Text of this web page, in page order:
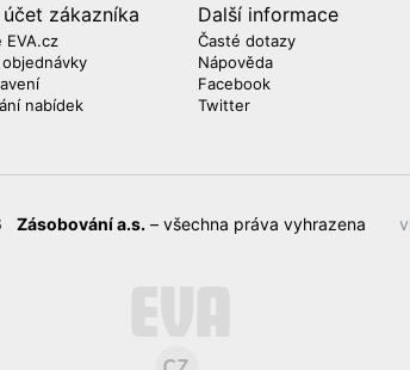
zákazníka
EVA.cz
nabídek
Další informace
Časté dotazy
Nápověda
Facebook
Twitter
Zásobování a.s. – všechna práva vyhrazena